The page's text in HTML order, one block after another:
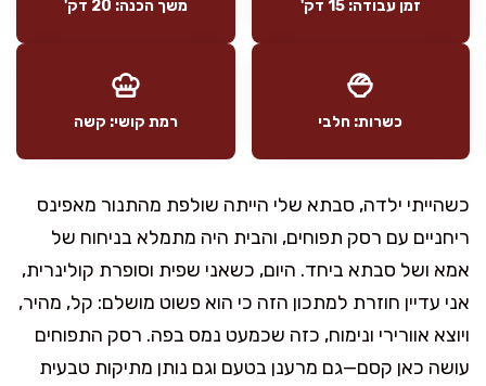
זמן עבודה: 15 דק' משך הכנה: 20 דק'
כשרות: חלבי רמת קושי: קשה
כשהייתי ילדה, סבתא שלי הייתה שולפת מהתנור מאפינס
ריחניים עם רסק תפוחים, והבית היה מתמלא בניחוח של
אמא ושל סבתא ביחד. היום, כשאני שפית וסופרת קולינרית,
אני עדיין חוזרת למתכון הזה כי הוא פשוט מושלם: קל, מהיר,
ויוצא אוורירי ונימוח, כזה שכמעט נמס בפה. רסק התפוחים
עושה כאן קסם—גם מרענן בטעם וגם נותן מתיקות טבעית